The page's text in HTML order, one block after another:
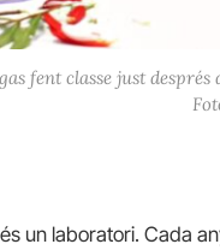
fent classe just
és un laboratori. Cada